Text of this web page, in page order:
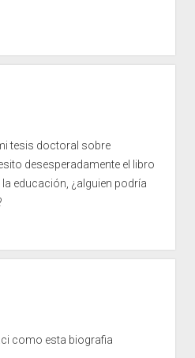
tesis doctoral sobre
desesperadamente el libro
educación, ¿alguien podría
como esta biografia